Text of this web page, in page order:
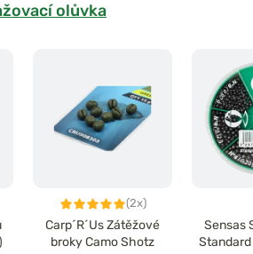
olůvka
(2x)
Carp´R´Us Zátěžové
broky Camo Shotz
Sensas